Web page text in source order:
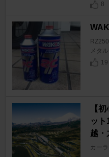
8
RZ250
メタ
19
【
ッ
越・
カー